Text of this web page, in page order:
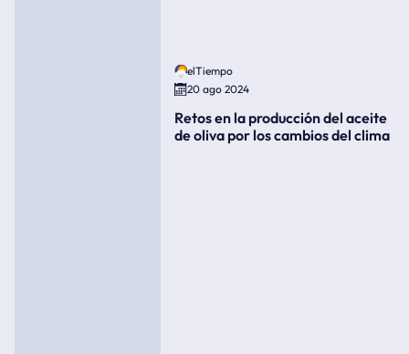
elTiempo
20 ago 2024
Retos en la producción del aceite
de oliva por los cambios del clima